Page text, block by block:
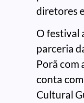
diretores
O festival
parceria
Porã com
conta
Cultural